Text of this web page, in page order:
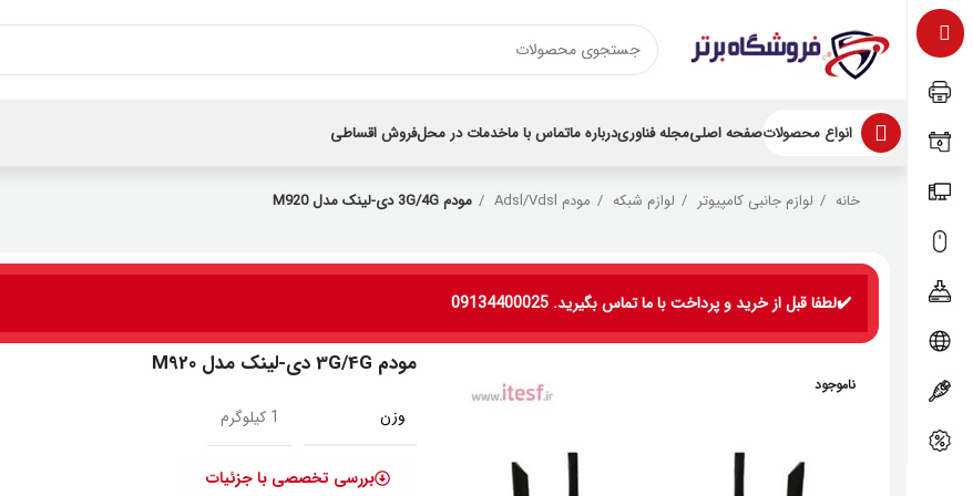
انواع محصولاتصفحه اصلیمجله فناوریدرباره ماتماس با ماخدمات در محلفروش اقساطی
خانه لوازم جانبی کامپیوتر لوازم شبکه مودم Adsl/Vdsl مودم 3G/4G دی-لینک مدل M920
✔️لطفا قبل از خرید و پرداخت با ما تماس بگیرید. 09134400025
ناموجود
مودم 3G/4G دی-لینک مدل M920
وزن 1 کیلوگرم
بررسی تخصصی با جزئیات